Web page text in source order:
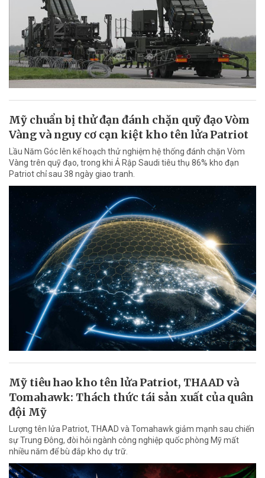
Mỹ chuẩn bị thử đạn đánh chặn quỹ đạo Vòm
Vàng và nguy cơ cạn kiệt kho tên lửa Patriot
Lầu Năm Góc lên kế hoạch thử nghiệm hệ thống đánh chặn Vòm
Vàng trên quỹ đạo, trong khi Ả Rập Saudi tiêu thụ 86% kho đạn
Patriot chỉ sau 38 ngày giao tranh.
Mỹ tiêu hao kho tên lửa Patriot, THAAD và
Tomahawk: Thách thức tái sản xuất của quân
đội Mỹ
Lượng tên lửa Patriot, THAAD và Tomahawk giảm mạnh sau chiến
sự Trung Đông, đòi hỏi ngành công nghiệp quốc phòng Mỹ mất
nhiều năm để bù đắp kho dự trữ.